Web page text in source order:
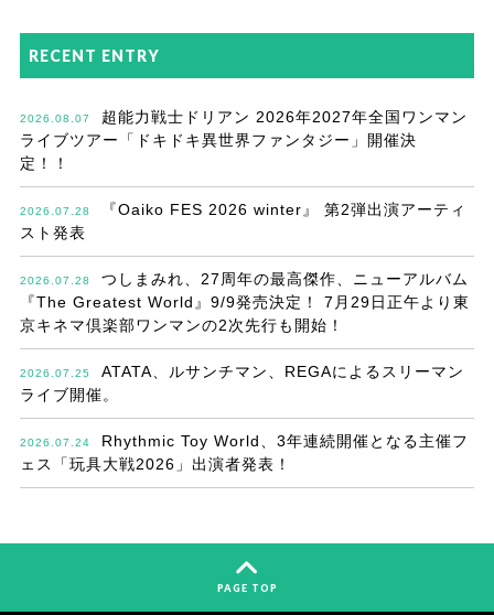
RECENT ENTRY
2026.08.07
超能力戦士ドリアン 2026年2027年全国ワンマン
ライブツアー「ドキドキ異世界ファンタジー」開催決
定！！
2026.07.28
『Oaiko FES 2026 winter』 第2弾出演アーティ
スト発表
2026.07.28
つしまみれ、27周年の最高傑作、ニューアルバム
『The Greatest World』9/9発売決定！ 7月29日正午より東
京キネマ倶楽部ワンマンの2次先行も開始！
2026.07.25
ATATA、ルサンチマン、REGAによるスリーマン
ライブ開催。
2026.07.24
Rhythmic Toy World、3年連続開催となる主催フ
ェス「玩具大戦2026」出演者発表！
PAGE TOP